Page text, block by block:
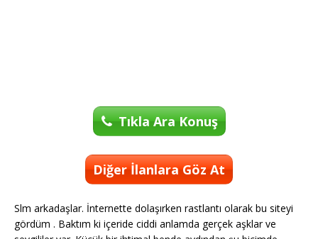
Tıkla Ara Konuş
Diğer İlanlara Göz At
Slm arkadaşlar. İnternette dolaşırken rastlantı olarak bu siteyi
gördüm . Baktım ki içeride ciddi anlamda gerçek aşklar ve